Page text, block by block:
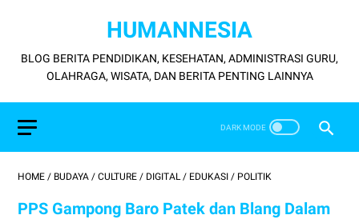
HUMANNESIA
BLOG BERITA PENDIDIKAN, KESEHATAN, ADMINISTRASI GURU,
OLAHRAGA, WISATA, DAN BERITA PENTING LAINNYA
HOME / BUDAYA / CULTURE / DIGITAL / EDUKASI / POLITIK
PPS Gampong Baro Patek dan Blang Dalam